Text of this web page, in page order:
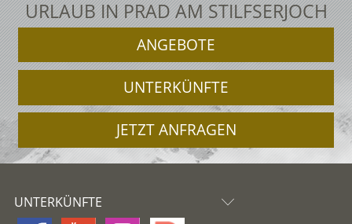
URLAUB IN PRAD AM STILFSERJOCH
ANGEBOTE
UNTERKÜNFTE
JETZT ANFRAGEN
UNTERKÜNFTE